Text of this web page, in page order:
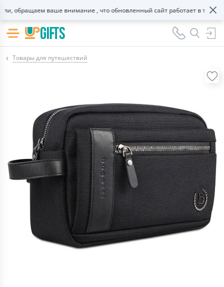
обращаем ваше внимание , что обновленный сайт работает в
Товары для путешествий